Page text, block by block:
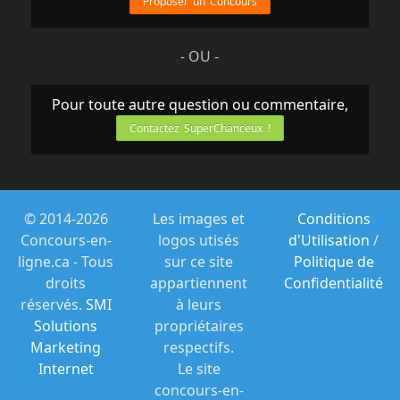
ConcoursJournaux@quebecormedia.com
et numéro de téléphone où il est possible
de vous rejoindre entre 9h00 et 17h00
du lundi au vendredi.
une
participation au Concours (ci-après : une «
Participation »).
4.
5.
LIMITES
En participant au Concours, vous acceptez
d'être lié par toutes les décisions des
- OU -
Pour toute autre question ou commentaire,
Contactez SuperChanceux !
© 2014-2026
Concours-en-
ligne.ca - Tous
droits
réservés. SMI
Solutions
Marketing
Internet
Les images et
logos utisés
sur ce site
appartiennent
à leurs
propriétaires
respectifs.
Le site
concours-en-
Conditions
d'Utilisation /
Politique de
Confidentialité